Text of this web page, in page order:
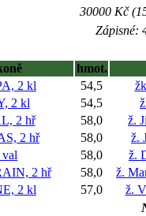
30000 Kč
Zápisné:
hmot.
2 kl 54,5
2 kl 54,5
2 hř 58,0
ž.
2 hř 58,0
ž.
val 58,0
ž.
2 hř 58,0
ž.
2 kl 57,0
ž.